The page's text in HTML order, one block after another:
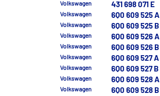
Volkswagen 431 698 071 E
Volkswagen 6Q0 609 525 A
Volkswagen 6Q0 609 525 B
Volkswagen 6Q0 609 526 A
Volkswagen 6Q0 609 526 B
Volkswagen 6Q0 609 527 A
Volkswagen 6Q0 609 527 B
Volkswagen 6Q0 609 528 A
Volkswagen 6Q0 609 528 B